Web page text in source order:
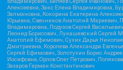
Алексеевна, Закс Елена Владимировна,
Залмановна, Кокорина Екатерина
Юрьевна, Свечников Анатолий Мариевич,
Владимировна, Подузов Сергей
Леонид Борисович, Лукашевский Сергей
Анатолий Ефимович, Сухих Дарья
Дмитриевна, Королева Александра
Сергей Ефимович, Золотухин Борис
Иосифовна, Орлов Олег Петрович,
Захаров Герман Константинович